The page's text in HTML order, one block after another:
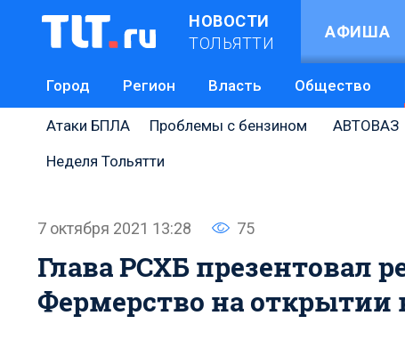
НОВОСТИ
ТОЛЬЯТТИ
АФИША
Город Регион Власть Общество
Атаки БПЛА Проблемы с бензином АВТОВАЗ
Неделя Тольятти
7 октября 2021 13:28 75
Глава РСХБ презентовал
Фермерство на открытии